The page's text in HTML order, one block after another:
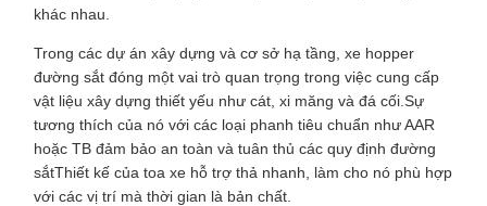
khác nhau.
Trong các dự án xây dựng và cơ sở hạ tầng, xe hopper
đường sắt đóng một vai trò quan trọng trong việc cung cấp
vật liệu xây dựng thiết yếu như cát, xi măng và đá cối.Sự
tương thích của nó với các loại phanh tiêu chuẩn như AAR
hoặc TB đảm bảo an toàn và tuân thủ các quy định đường
sắtThiết kế của toa xe hỗ trợ thả nhanh, làm cho nó phù hợp
với các vị trí mà thời gian là bản chất.